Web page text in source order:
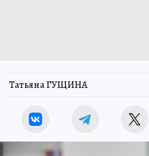
Татьяна ГУЩИНА